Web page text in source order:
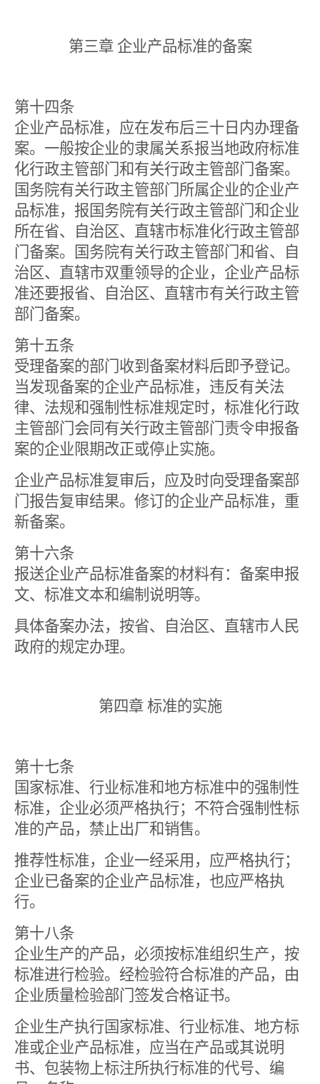
第三章 企业产品标准的备案
第十四条
企业产品标准，应在发布后三十日内办理备
案。一般按企业的隶属关系报当地政府标准
化行政主管部门和有关行政主管部门备案。
国务院有关行政主管部门所属企业的企业产
品标准，报国务院有关行政主管部门和企业
所在省、自治区、直辖市标准化行政主管部
门备案。国务院有关行政主管部门和省、自
治区、直辖市双重领导的企业，企业产品标
准还要报省、自治区、直辖市有关行政主管
部门备案。
第十五条
受理备案的部门收到备案材料后即予登记。
当发现备案的企业产品标准，违反有关法
律、法规和强制性标准规定时，标准化行政
主管部门会同有关行政主管部门责令申报备
案的企业限期改正或停止实施。
企业产品标准复审后，应及时向受理备案部
门报告复审结果。修订的企业产品标准，重
新备案。
第十六条
报送企业产品标准备案的材料有：备案申报
文、标准文本和编制说明等。
具体备案办法，按省、自治区、直辖市人民
政府的规定办理。
第四章 标准的实施
第十七条
国家标准、行业标准和地方标准中的强制性
标准，企业必须严格执行；不符合强制性标
准的产品，禁止出厂和销售。
推荐性标准，企业一经采用，应严格执行；
企业已备案的企业产品标准，也应严格执
行。
第十八条
企业生产的产品，必须按标准组织生产，按
标准进行检验。经检验符合标准的产品，由
企业质量检验部门签发合格证书。
企业生产执行国家标准、行业标准、地方标
准或企业产品标准，应当在产品或其说明
书、包装物上标注所执行标准的代号、编